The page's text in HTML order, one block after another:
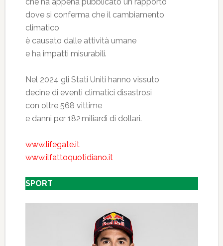
che ha appena pubblicato un rapporto
dove si conferma che il cambiamento
climatico
è causato dalle attività umane
e ha impatti misurabili.
Nel 2024 gli Stati Uniti hanno vissuto
decine di eventi climatici disastrosi
con oltre 568 vittime
e danni per 182 miliardi di dollari.
www.lifegate.it
www.ilfattoquotidiano.it
SPORT